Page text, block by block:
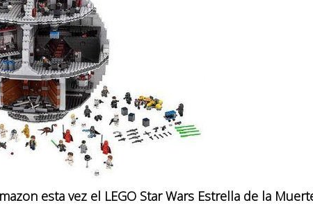
esta vez el LEGO Star Wars Estrella de la